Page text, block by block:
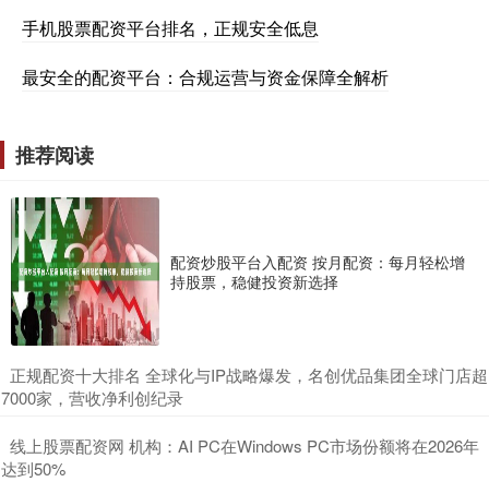
手机股票配资平台排名，正规安全低息
最安全的配资平台：合规运营与资金保障全解析
推荐阅读
配资炒股平台入配资 按月配资：每月轻松增
持股票，稳健投资新选择
​正规配资十大排名 全球化与IP战略爆发，名创优品集团全球门店超
7000家，营收净利创纪录
​线上股票配资网 机构：AI PC在Windows PC市场份额将在2026年
达到50%